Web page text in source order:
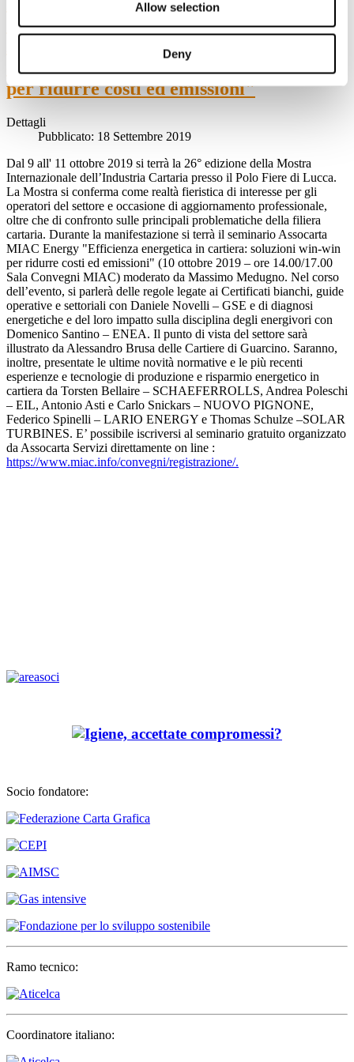
Allow selection
Deny
Cartaria al Polo Fiere Lucca. Seminario
Assocarta MIAC Energy "Efficienza
energetica in cartiera: soluzioni win-win
per ridurre costi ed emissioni"
Dettagli
Pubblicato: 18 Settembre 2019
Dal 9 all' 11 ottobre 2019 si terrà la 26° edizione della Mostra
Internazionale dell’Industria Cartaria presso il Polo Fiere di Lucca.
La Mostra si conferma come realtà fieristica di interesse per gli
operatori del settore e occasione di aggiornamento professionale,
oltre che di confronto sulle principali problematiche della filiera
cartaria. Durante la manifestazione si terrà il seminario Assocarta
MIAC Energy "Efficienza energetica in cartiera: soluzioni win-win
per ridurre costi ed emissioni" (10 ottobre 2019 – ore 14.00/17.00
Sala Convegni MIAC) moderato da Massimo Medugno. Nel corso
dell’evento, si parlerà delle regole legate ai Certificati bianchi, guide
operative e settoriali con Daniele Novelli – GSE e di diagnosi
energetiche e del loro impatto sulla disciplina degli energivori con
Domenico Santino – ENEA. Il punto di vista del settore sarà
illustrato da Alessandro Brusa delle Cartiere di Guarcino. Saranno,
inoltre, presentate le ultime novità normative e le più recenti
esperienze e tecnologie di produzione e risparmio energetico in
cartiera da Torsten Bellaire – SCHAEFERROLLS, Andrea Poleschi
– EIL, Antonio Asti e Carlo Snickars – NUOVO PIGNONE,
Federico Spinelli – LARIO ENERGY e Thomas Schulze –SOLAR
TURBINES. E’ possibile iscriversi al seminario gratuito organizzato
da Assocarta Servizi direttamente on line :
https://www.miac.info/convegni/registrazione/.
Socio fondatore:
Ramo tecnico:
Coordinatore italiano: